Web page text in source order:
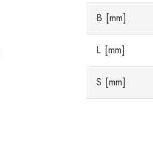
B [mm]
L [mm]
S [mm]